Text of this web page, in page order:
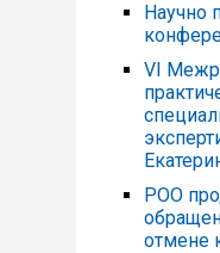
Научно
VI
РОО
отмене